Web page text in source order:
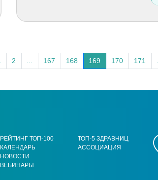
2 167 168 169 170 171
РЕЙТИНГ ТОП-100
КАЛЕНДАРЬ
НОВОСТИ
ВЕБИНАРЫ
ТОП-5 ЗДРАВНИЦ
АССОЦИАЦИЯ